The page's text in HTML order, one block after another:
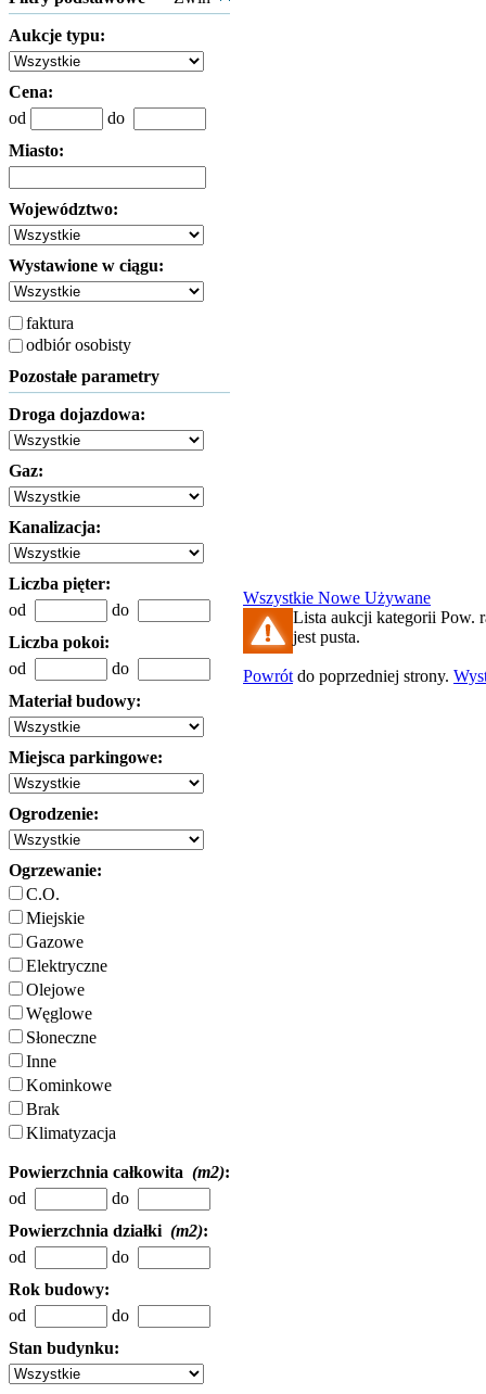
Aukcje typu:
Cena:
od
do
Miasto:
Województwo:
Wystawione w ciągu:
faktura
odbiór osobisty
Pozostałe parametry
Droga dojazdowa:
Gaz:
Kanalizacja:
Liczba pięter:
od
do
Liczba pokoi:
od
do
Materiał budowy:
Miejsca parkingowe:
Ogrodzenie:
Ogrzewanie:
C.O.
Miejskie
Gazowe
Elektryczne
Olejowe
Węglowe
Słoneczne
Inne
Kominkowe
Brak
Klimatyzacja
Powierzchnia całkowita (m2):
od
do
Powierzchnia działki (m2):
od
do
Rok budowy:
od
do
Stan budynku:
Wszystkie Nowe Używane
Lista aukcji kategorii Pow.
jest pusta.
Powrót do poprzedniej strony.